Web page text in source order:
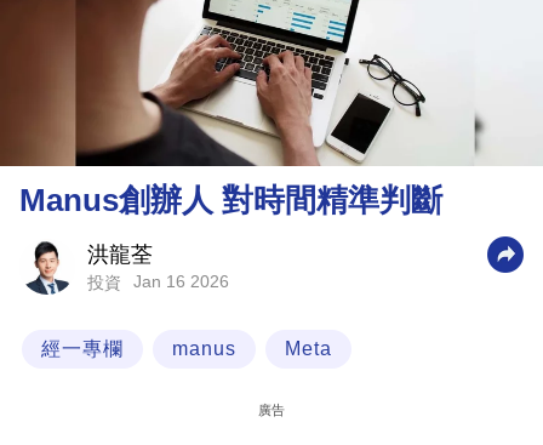
投
樓
市
理
財
商
業
Manus創辦人 對時間精準判斷
洪龍荃
投資 Jan 16 2026
經一專欄 manus Meta
廣告